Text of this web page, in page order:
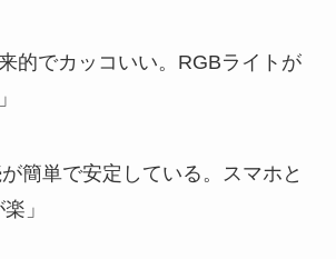
的でカッコいい。RGBライトが
が簡単で安定している。スマホと
」